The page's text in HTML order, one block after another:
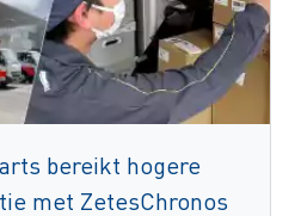
bereikt hogere
met ZetesChronos